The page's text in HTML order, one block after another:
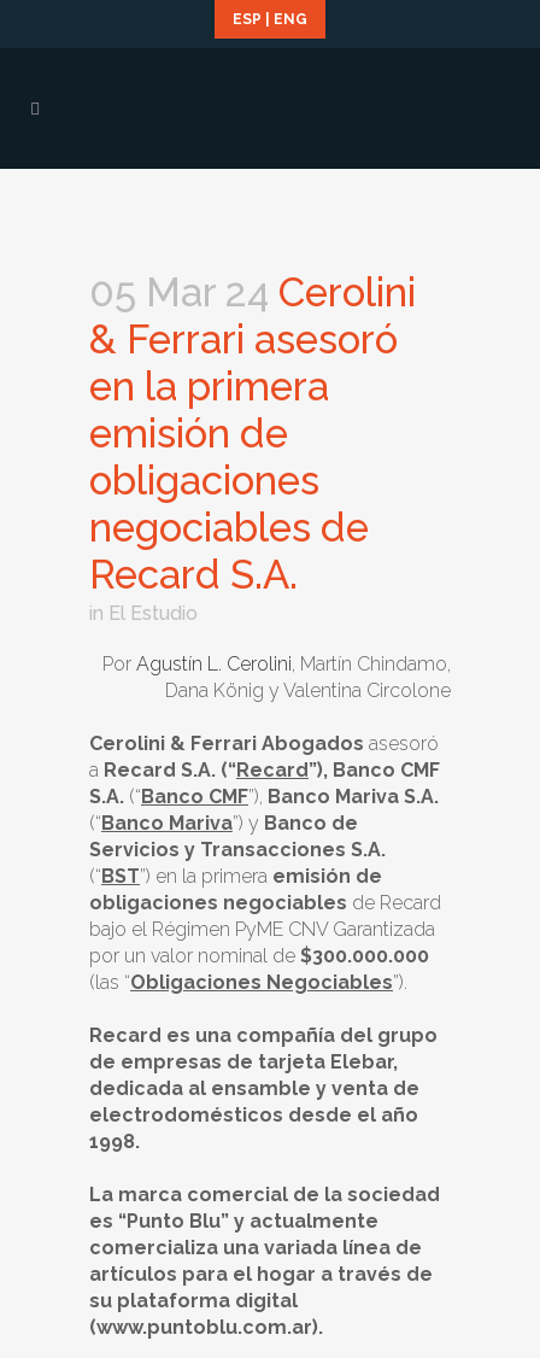
ESP ENG
05 Mar 24 Cerolini
& Ferrari asesoró
en la primera
emisión de
obligaciones
negociables de
Recard S.A.
in El Estudio
Por Agustín L. Cerolini, Martín Chindamo,
Dana König y Valentina Circolone
Cerolini & Ferrari Abogados asesoró
a Recard S.A. (“Recard”), Banco CMF
S.A. (“Banco CMF”), Banco Mariva S.A.
(“Banco Mariva”) y Banco de
Servicios y Transacciones S.A.
(“BST”) en la primera emisión de
obligaciones negociables de Recard
bajo el Régimen PyME CNV Garantizada
por un valor nominal de $300.000.000
(las “Obligaciones Negociables”).
Recard es una compañía del grupo
de empresas de tarjeta Elebar,
dedicada al ensamble y venta de
electrodomésticos desde el año
1998.
La marca comercial de la sociedad
es “Punto Blu” y actualmente
comercializa una variada línea de
artículos para el hogar a través de
su plataforma digital
(www.puntoblu.com.ar).